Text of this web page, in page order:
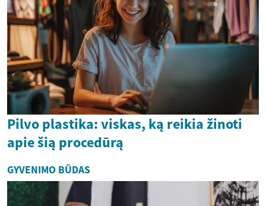
Pilvo plastika: viskas, ką reikia žinoti
apie šią procedūrą
GYVENIMO BŪDAS